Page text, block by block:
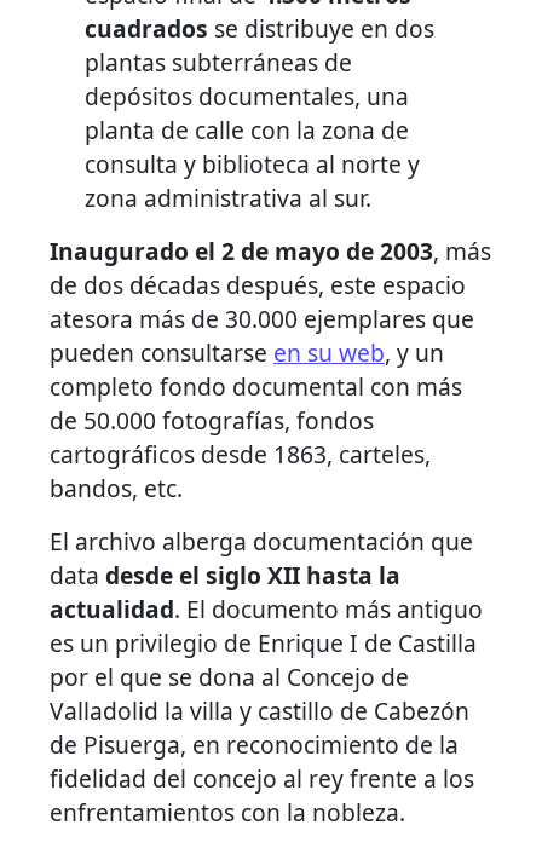
cuadrados se distribuye en dos
plantas subterráneas de
depósitos documentales, una
planta de calle con la zona de
consulta y biblioteca al norte y
zona administrativa al sur.
Inaugurado el 2 de mayo de 2003, más
de dos décadas después, este espacio
atesora más de 30.000 ejemplares que
pueden consultarse en su web, y un
completo fondo documental con más
de 50.000 fotografías, fondos
cartográficos desde 1863, carteles,
bandos, etc.
El archivo alberga documentación que
data desde el siglo XII hasta la
actualidad. El documento más antiguo
es un privilegio de Enrique I de Castilla
por el que se dona al Concejo de
Valladolid la villa y castillo de Cabezón
de Pisuerga, en reconocimiento de la
fidelidad del concejo al rey frente a los
enfrentamientos con la nobleza.